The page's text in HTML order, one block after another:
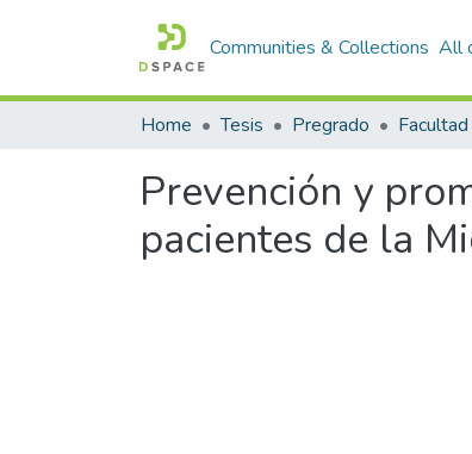
Communities & Collections All
Home Tesis Pregrado
Prevención y
pacientes de la